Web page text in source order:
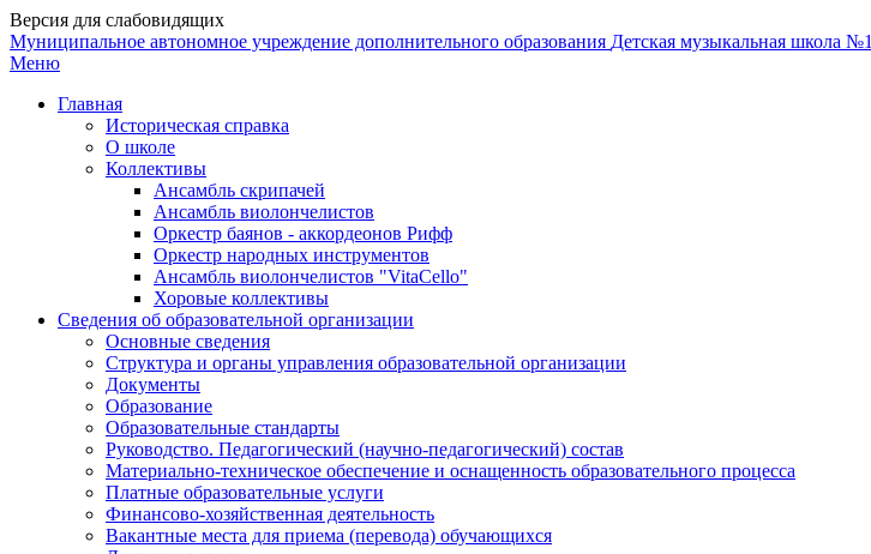
Версия для слабовидящих
Муниципальное автономное учреждение дополнительного образования Детская музыкальная школа №1
Меню
Главная
Историческая справка
О школе
Коллективы
Ансамбль скрипачей
Ансамбль виолончелистов
Оркестр баянов - аккордеонов Рифф
Оркестр народных инструментов
Ансамбль виолончелистов "VitaCello"
Хоровые коллективы
Сведения об образовательной организации
Основные сведения
Структура и органы управления образовательной организации
Документы
Образование
Образовательные стандарты
Руководство. Педагогический (научно-педагогический) состав
Материально-техническое обеспечение и оснащенность образовательного процесса
Платные образовательные услуги
Финансово-хозяйственная деятельность
Вакантные места для приема (перевода) обучающихся